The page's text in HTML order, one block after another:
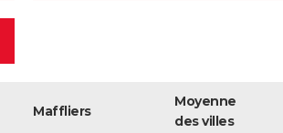
Maffliers
Moyenne
des villes